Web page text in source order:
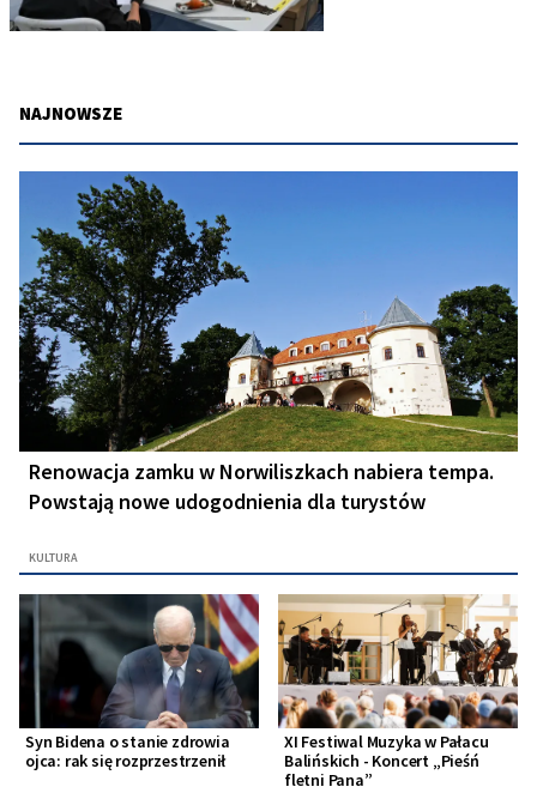
NAJNOWSZE
Renowacja zamku w Norwiliszkach nabiera tempa.
Powstają nowe udogodnienia dla turystów
KULTURA
Syn Bidena o stanie zdrowia
ojca: rak się rozprzestrzenił
XI Festiwal Muzyka w Pałacu
Balińskich - Koncert „Pieśń
fletni Pana”